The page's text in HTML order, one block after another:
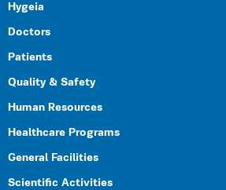
Hygeia
Doctors
Patients
Quality & Safety
Human Resources
Healthcare Programs
General Facilities
Scientific Activities